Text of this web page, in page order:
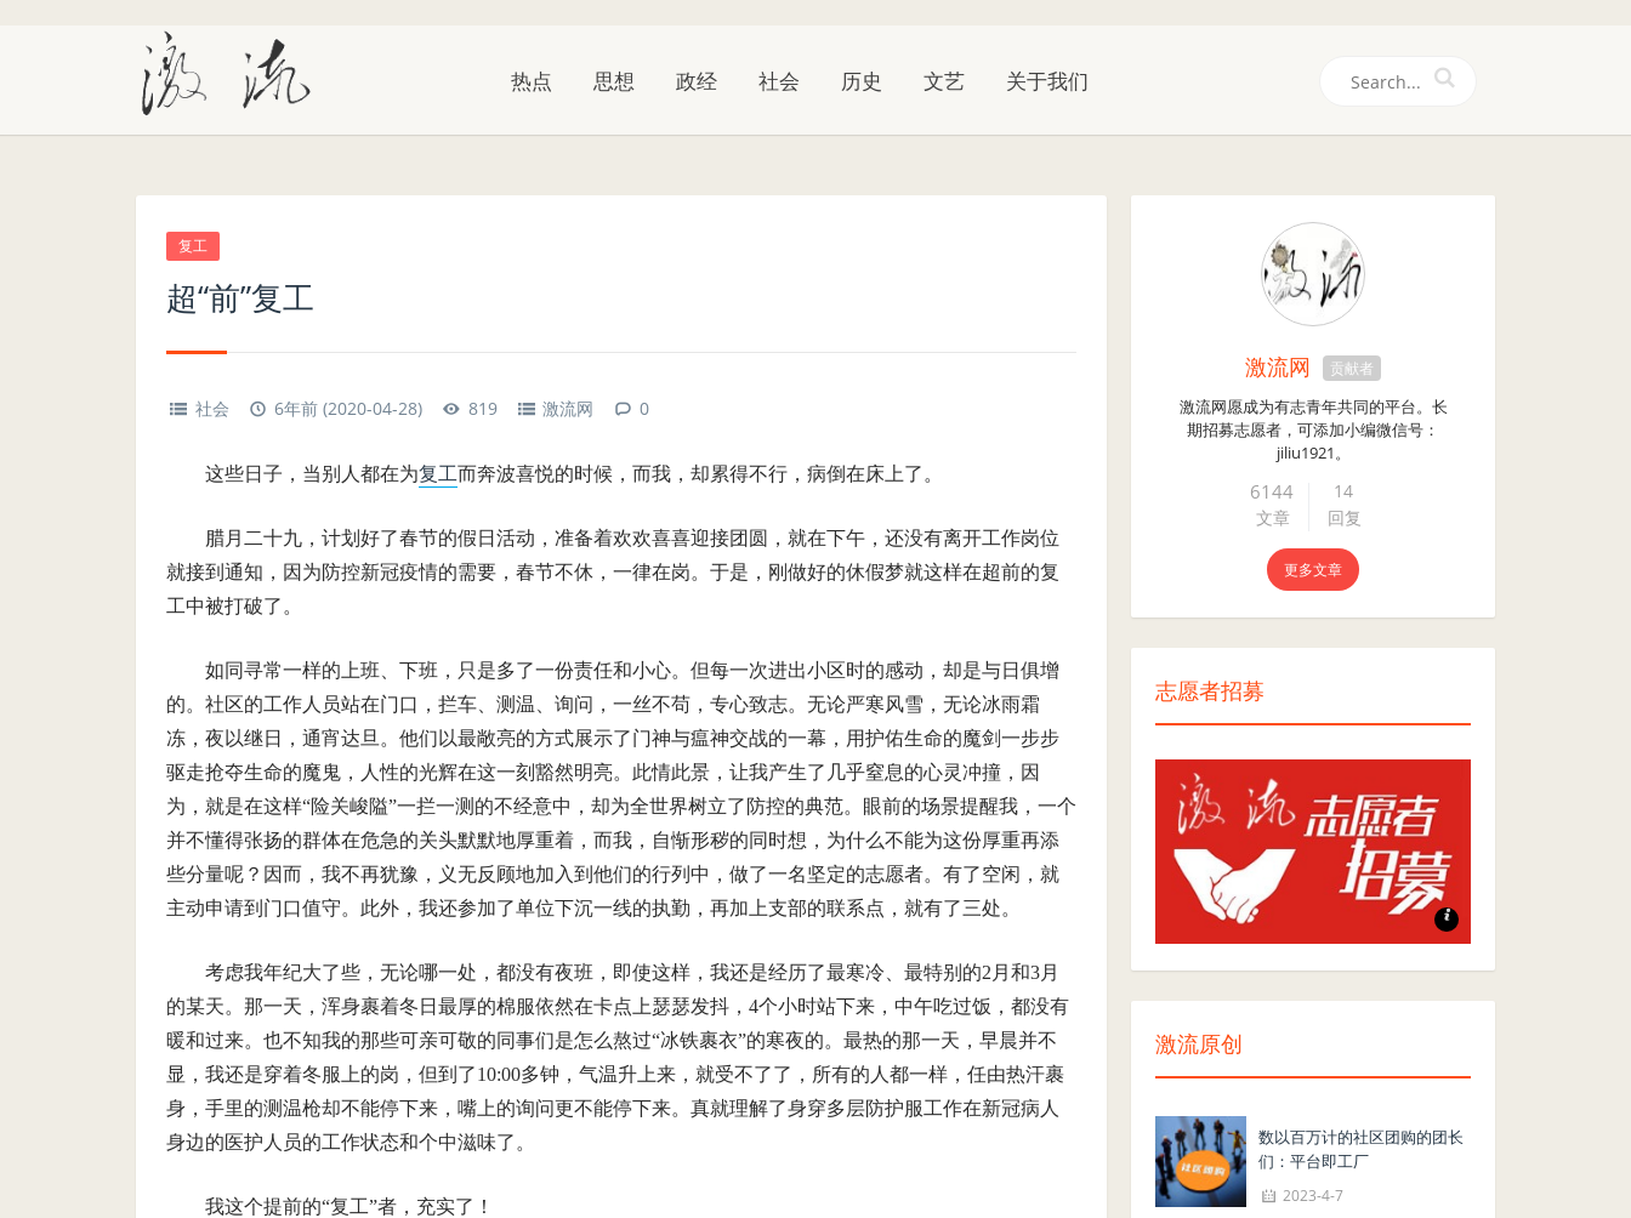
热点 思想 政经 社会 历史 文艺 关于我们
复工
超“前”复工
社会 6年前 (2020-04-28) 819 激流网 0
这些日子，当别人都在为复工而奔波喜悦的时候，而我，却累得不行，病倒在床上了。
腊月二十九，计划好了春节的假日活动，准备着欢欢喜喜迎接团圆，就在下午，还没有离开工作岗位
就接到通知，因为防控新冠疫情的需要，春节不休，一律在岗。于是，刚做好的休假梦就这样在超前的复
工中被打破了。
如同寻常一样的上班、下班，只是多了一份责任和小心。但每一次进出小区时的感动，却是与日俱增
的。社区的工作人员站在门口，拦车、测温、询问，一丝不苟，专心致志。无论严寒风雪，无论冰雨霜
冻，夜以继日，通宵达旦。他们以最敞亮的方式展示了门神与瘟神交战的一幕，用护佑生命的魔剑一步步
驱走抢夺生命的魔鬼，人性的光辉在这一刻豁然明亮。此情此景，让我产生了几乎窒息的心灵冲撞，因
为，就是在这样“险关峻隘”一拦一测的不经意中，却为全世界树立了防控的典范。眼前的场景提醒我，一个
并不懂得张扬的群体在危急的关头默默地厚重着，而我，自惭形秽的同时想，为什么不能为这份厚重再添
些分量呢？因而，我不再犹豫，义无反顾地加入到他们的行列中，做了一名坚定的志愿者。有了空闲，就
主动申请到门口值守。此外，我还参加了单位下沉一线的执勤，再加上支部的联系点，就有了三处。
考虑我年纪大了些，无论哪一处，都没有夜班，即使这样，我还是经历了最寒冷、最特别的2月和3月
的某天。那一天，浑身裹着冬日最厚的棉服依然在卡点上瑟瑟发抖，4个小时站下来，中午吃过饭，都没有
暖和过来。也不知我的那些可亲可敬的同事们是怎么熬过“冰铁裹衣”的寒夜的。最热的那一天，早晨并不
显，我还是穿着冬服上的岗，但到了10:00多钟，气温升上来，就受不了了，所有的人都一样，任由热汗裹
身，手里的测温枪却不能停下来，嘴上的询问更不能停下来。真就理解了身穿多层防护服工作在新冠病人
身边的医护人员的工作状态和个中滋味了。
我这个提前的“复工”者，充实了！
激流网 贡献者
激流网愿成为有志青年共同的平台。长
期招募志愿者，可添加小编微信号：
jiliu1921。
6144
文章
14
回复
更多文章
志愿者招募
志愿者招募
激流原创
数以百万计的社区团购的团长
们：平台即工厂
2023-4-7